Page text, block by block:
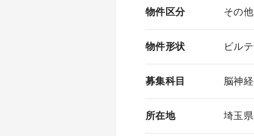
物件区分 その
物件形状 ビル
募集科目 脳神
所在地 埼玉